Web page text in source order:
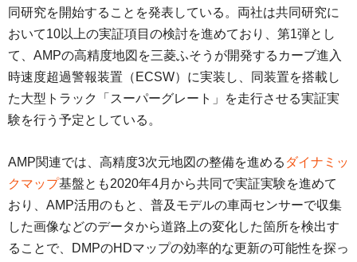
同研究を開始することを発表している。両社は共同研究に
おいて10以上の実証項目の検討を進めており、第1弾とし
て、AMPの高精度地図を三菱ふそうが開発するカーブ進入
時速度超過警報装置（ECSW）に実装し、同装置を搭載し
た大型トラック「スーパーグレート」を走行させる実証実
験を行う予定としている。
AMP関連では、高精度3次元地図の整備を進める ダイナミッ
クマップ基盤とも2020年4月から共同で実証実験を進めて
おり、AMP活用のもと、普及モデルの車両センサーで収集
した画像などのデータから道路上の変化した箇所を検出す
ることで、DMPのHDマップの効率的な更新の可能性を探っ